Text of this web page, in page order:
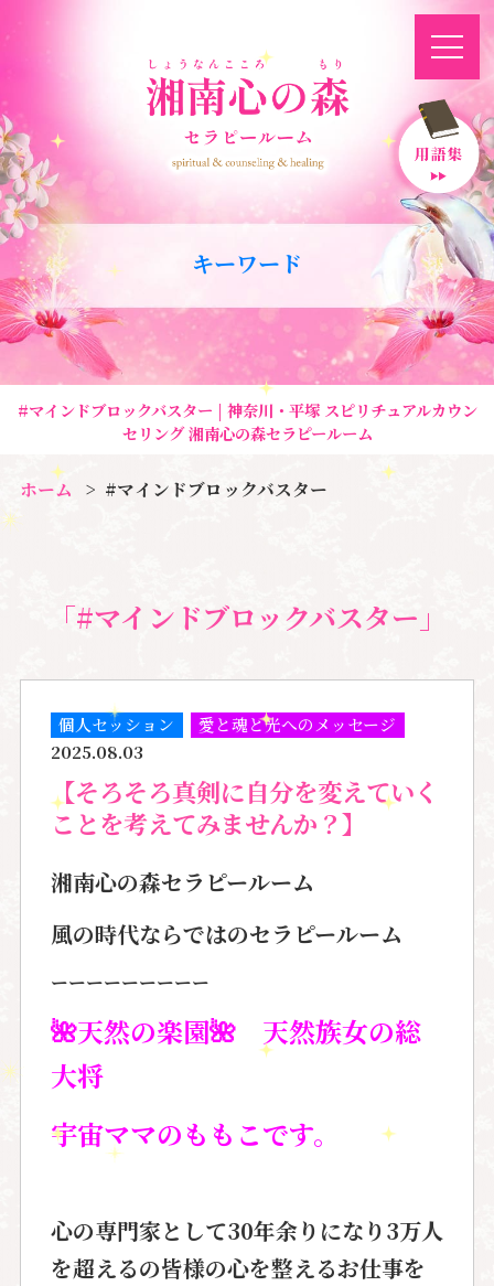
キーワード
#マインドブロックバスター | 神奈川・平塚 スピリチュアルカウン
セリング 湘南心の森セラピールーム
ホーム #マインドブロックバスター
「#マインドブロックバスター」
個人セッション
愛と魂と光へのメッセージ
2025.08.03
【そろそろ真剣に自分を変えていく
ことを考えてみませんか？】
湘南心の森セラピールーム
風の時代ならではのセラピールーム
ーーーーーーーーー
🌺天然の楽園🌺 天然族女の総
大将
宇宙ママのももこです。
心の専門家として30年余りになり3万人
を超えるの皆様の心を整えるお仕事を